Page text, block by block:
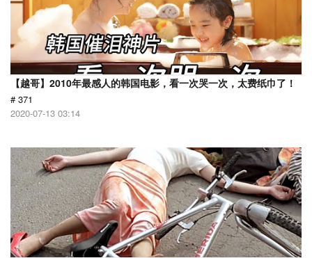
【越哥】2010年最感人的韩国电影，看一次哭一次，太费纸巾了！
# 371
2020-07-13 03:14